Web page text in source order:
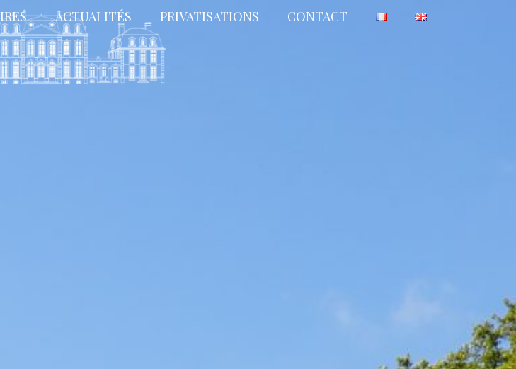
ACTUALITÉS PRIVATISATIONS CONTACT